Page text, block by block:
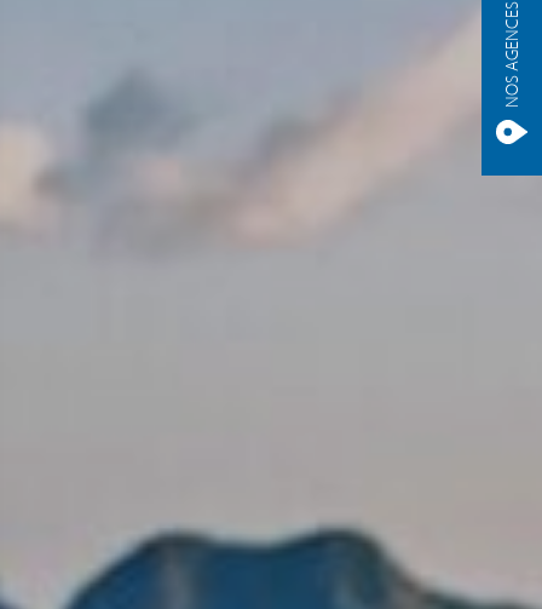
NOS AGENCES